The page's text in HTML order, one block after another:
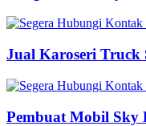
Jual Karoseri
Pembuat Mobil